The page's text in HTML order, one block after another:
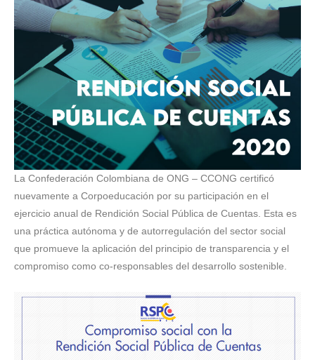
La Confederación Colombiana de ONG – CCONG certificó
nuevamente a Corpoeducación por su participación en el
ejercicio anual de Rendición Social Pública de Cuentas. Esta es
una práctica autónoma y de autorregulación del sector social
que promueve la aplicación del principio de transparencia y el
compromiso como co-responsables del desarrollo sostenible.